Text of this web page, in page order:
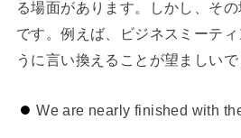
る場面があります。しかし、そ
です。例えば、ビジネスミーテ
うに言い換えることが望ましいで
We are nearly finished with